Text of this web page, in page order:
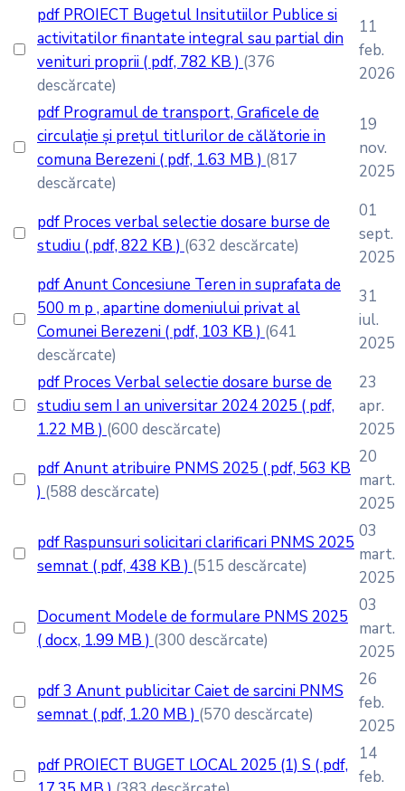
pdf PROIECT Bugetul Insitutiilor Publice si
activitatilor finantate integral sau partial din
venituri proprii ( pdf, 782 KB ) (376
descărcate)
11
feb.
2026
pdf Programul de transport, Graficele de
circulație și prețul titlurilor de călătorie in
comuna Berezeni ( pdf, 1.63 MB ) (817
descărcate)
19
nov.
2025
pdf Proces verbal selectie dosare burse de
studiu ( pdf, 822 KB ) (632 descărcate)
01
sept.
2025
pdfAnunt Concesiune Teren in suprafata de
500 m p , apartine domeniului privat al
Comunei Berezeni ( pdf, 103 KB ) (641
descărcate)
31
iul.
2025
pdf Proces Verbal selectie dosare burse de
studiu sem I an universitar 2024 2025 ( pdf,
1.22 MB ) (600 descărcate)
23
apr.
2025
pdfAnunt atribuire PNMS 2025 ( pdf, 563 KB
) (588 descărcate)
20
mart.
2025
pdf Raspunsuri solicitari clarificari PNMS 2025
semnat ( pdf, 438 KB ) (515 descărcate)
03
mart.
2025
Document Modele de formulare PNMS 2025
( docx, 1.99 MB ) (300 descărcate)
03
mart.
2025
pdf3 Anunt publicitar Caiet de sarcini PNMS
semnat ( pdf, 1.20 MB ) (570 descărcate)
26
feb.
2025
pdf PROIECT BUGET LOCAL 2025 (1) S ( pdf,
14
feb.